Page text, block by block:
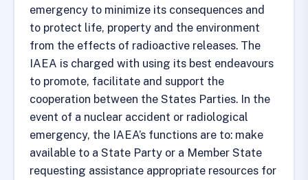
emergency to minimize its consequences and
to protect life, property and the environment
from the effects of radioactive releases. The
IAEA is charged with using its best endeavours
to promote, facilitate and support the
cooperation between the States Parties. In the
event of a nuclear accident or radiological
emergency, the IAEA’s functions are to: make
available to a State Party or a Member State
requesting assistance appropriate resources for